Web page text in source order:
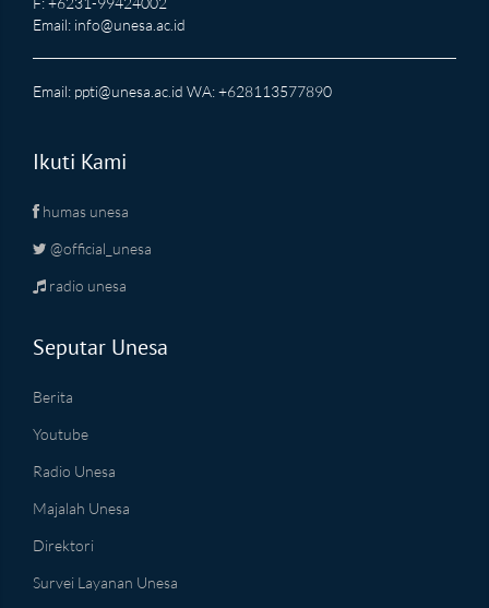
Email: info@unesa.ac.id
Email: ppti@unesa.ac.id WA: +628113577890
Ikuti Kami
humas unesa
@official_unesa
radio unesa
Seputar Unesa
Berita
Youtube
Radio Unesa
Majalah Unesa
Direktori
Survei Layanan Unesa